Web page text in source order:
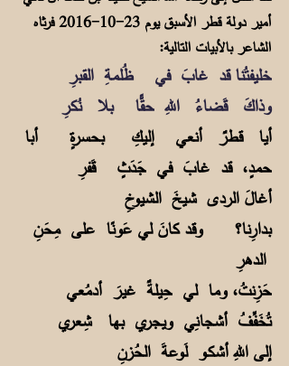
أمير دولة قطر الأسبق يوم 23-10-2016
فرثاه
الشاعر بالأبيات التالية:
خليفتُنا قد غابَ في ظُلمةِ القبرِ
وذاكَ قَضاءُ اللهِ حقًّا بلا نُكرِ
أيا قطرٌ أنعي إليكِ بحسرةٍ أبا
حمدٍ، قد غابَ في جَدَثٍ قَفرِ
أغالَ الردى شيخَ الشيوخِ
بدارِنا؟ وقد كانَ لي عَونًا على مِحَنِ
الدهرِ
حَزِنتُ، وما لي حِيلةٌ غيرَ أدمُعي
تُخَفِّفُ أشجانِي ويجري بها شِعري
إلى اللهِ أشكـو لَوعةَ الحُزنِ